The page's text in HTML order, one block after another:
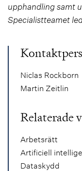
upphandling samt
Specialistteamet
Niclas Rockborn
Martin Zeitlin
Relaterade
Arbetsrätt
Artificiell
Dataskydd